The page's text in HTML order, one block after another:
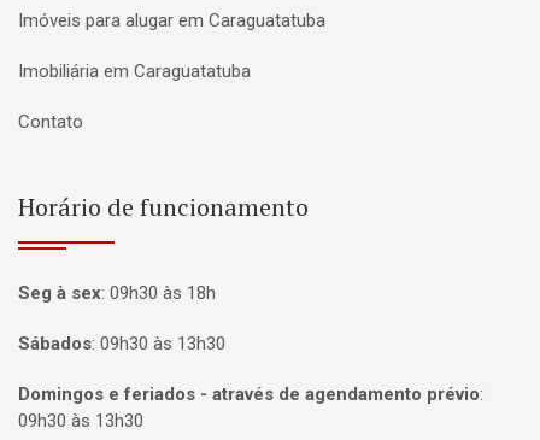
Imóveis para alugar em Caraguatatuba
Imobiliária em Caraguatatuba
Contato
Horário de funcionamento
Seg à sex: 09h30 às 18h
Sábados: 09h30 às 13h30
Domingos e feriados - através de agendamento prévio:
09h30 às 13h30